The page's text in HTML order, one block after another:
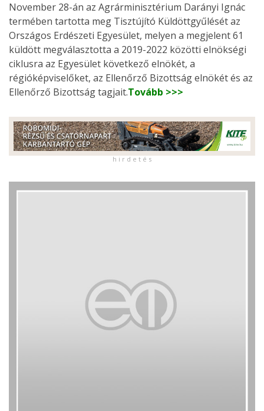
November 28-án az Agrárminisztérium Darányi Ignác
termében tartotta meg Tisztújító Küldöttgyűlését az
Országos Erdészeti Egyesület, melyen a megjelent 61
küldött megválasztotta a 2019-2022 közötti elnökségi
ciklusra az Egyesület következő elnökét, a
régióképviselőket, az Ellenőrző Bizottság elnökét és az
Ellenőrző Bizottság tagjait.Tovább >>>
h i r d e t é s